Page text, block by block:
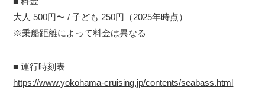
大人 500円〜 / 子ども 250円（2025年時点）
※乗船距離によって料金は異なる
■ 運行時刻表
https://www.yokohama-cruising.jp/contents/seabass.html